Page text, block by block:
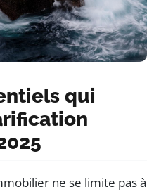
qui
ne se limite pas à